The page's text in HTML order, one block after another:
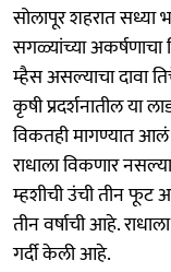
सोलापूर शहरात सध्या
सगळ्यांच्या अकर्षणाचा
म्हैस असल्याचा दावा
कृषी प्रदर्शनातील या
विकतही मागण्यात
राधाला विकणार
म्हशीची उंची तीन फूट
तीन वर्षाची आहे.
गर्दी केली आहे.